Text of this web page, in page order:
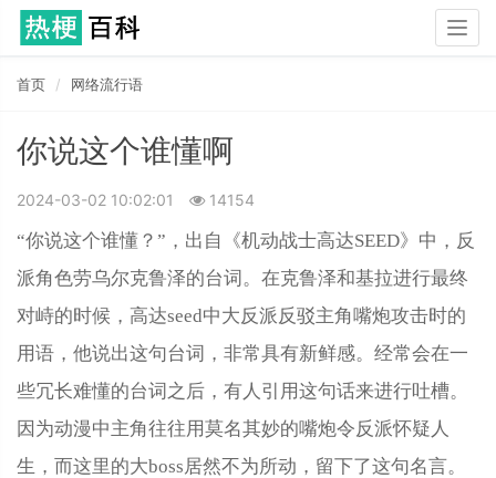
首页 网络流行语
你说这个谁懂啊
2024-03-02 10:02:01 14154
“你说这个谁懂？”，出自《机动战士高达SEED》中，反
派角色劳乌尔克鲁泽的台词。在克鲁泽和基拉进行最终
对峙的时候，高‌‌‌‌‌‌‌‌达seed中大反派反驳主角嘴炮攻击时的
用语，他说出这句台词，非常具有新鲜感。经常会在一
些冗长难懂的台词之后，有人引用这句话来进行吐槽。
因为动漫中主角往往用莫名其妙的嘴炮令反派怀疑人
生，而这里的大boss居然不为所动，留下了这句名言。